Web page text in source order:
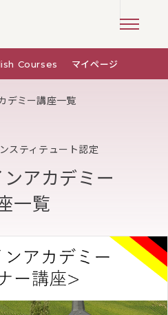
Courses マイページ
デミー講座一覧
スティテュート認定
アカデミー
一覧